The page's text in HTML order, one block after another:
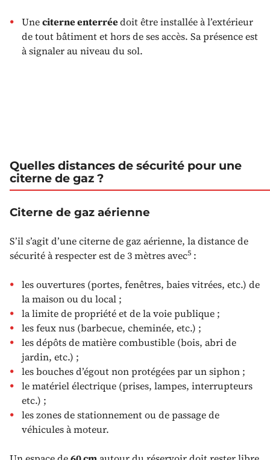
Uneciterne enterréedoit être installée à l’extérieur
de tout bâtiment et hors de ses accès. Sa présence est
à signaler au niveau du sol.
Quelles distances de sécurité pour une
citerne de gaz ?
Citerne de gaz aérienne
S’il s’agit d’une citerne de gaz aérienne, la distance de
sécurité à respecter est de 3 mètres avec5 :
les ouvertures (portes, fenêtres, baies vitrées, etc.) de
la maison ou du local ;
la limite de propriété et de la voie publique ;
les feux nus (barbecue, cheminée, etc.) ;
les dépôts de matière combustible (bois, abri de
jardin, etc.) ;
les bouches d’égout non protégées par un siphon ;
le matériel électrique (prises, lampes, interrupteurs
etc.) ;
les zones de stationnement ou de passage de
véhicules à moteur.